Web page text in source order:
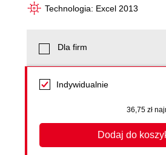
Technologia: Excel 2013
Dla firm
Indywidualnie
36,75 zł
Dodaj do